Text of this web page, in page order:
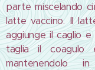
parte miscelando
latte vaccino. Il
aggiunge il caglio
taglia il
mantenendolo